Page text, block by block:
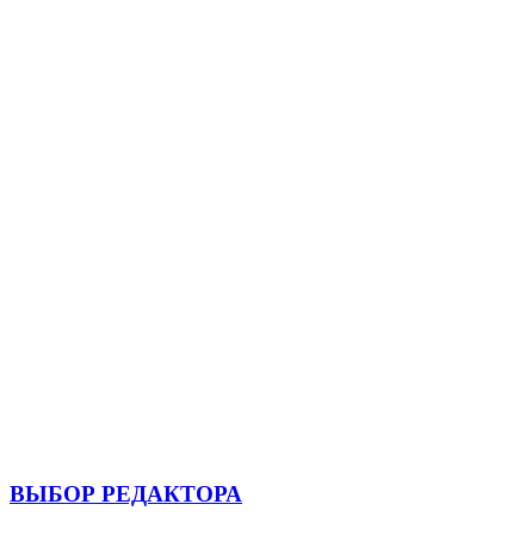
ВЫБОР РЕДАКТОРА